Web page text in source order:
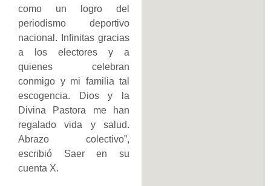
como un logro del
periodismo deportivo
nacional. Infinitas gracias
a los electores y a
quienes celebran
conmigo y mi familia tal
escogencia. Dios y la
Divina Pastora me han
regalado vida y salud.
Abrazo colectivo”,
escribió Saer en su
cuenta X.